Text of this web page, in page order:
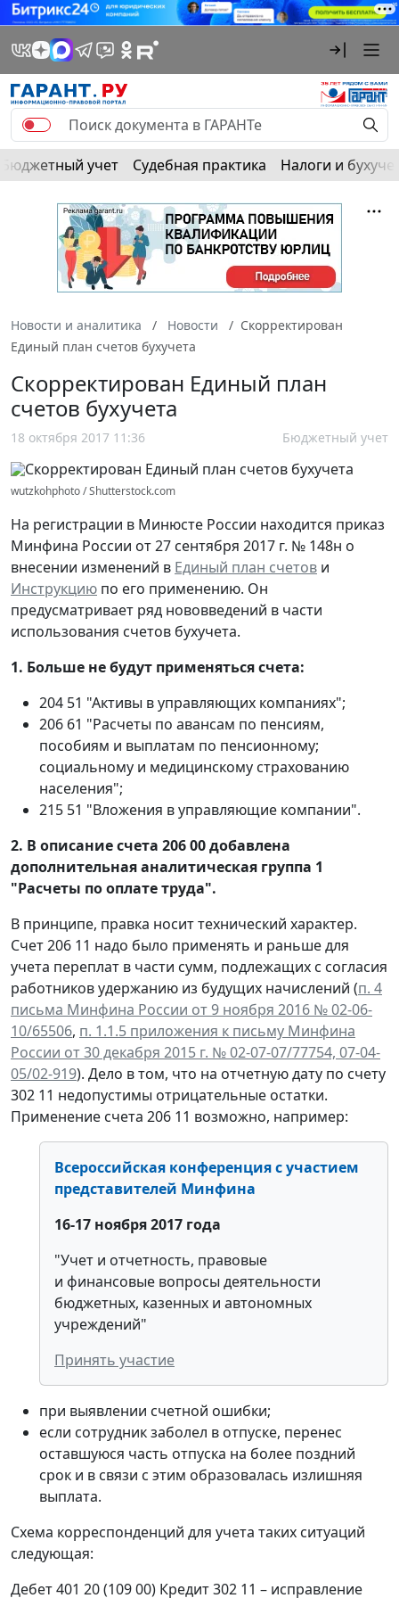
Бюджетный учет Судебная практика Налоги и
Новости и аналитика Новости
Скорректирован
Единый план счетов бухучета
Скорректирован Единый план
счетов бухучета
18 октября 2017 11:36 Бюджетный учет
wutzkohphoto / Shutterstock.com
На регистрации в Минюсте России находится приказ
Минфина России от 27 сентября 2017 г. № 148н о
внесении изменений в Единый план счетов и
Инструкцию по его применению. Он
предусматривает ряд нововведений в части
использования счетов бухучета.
1. Больше не будут применяться счета:
204 51 "Активы в управляющих компаниях";
206 61 "Расчеты по авансам по пенсиям,
пособиям и выплатам по пенсионному;
социальному и медицинскому страхованию
населения";
215 51 "Вложения в управляющие компании".
2. В описание счета 206 00 добавлена
дополнительная аналитическая группа 1
"Расчеты по оплате труда".
В принципе, правка носит технический характер.
Счет 206 11 надо было применять и раньше для
учета переплат в части сумм, подлежащих с согласия
работников удержанию из будущих начислений (п. 4
письма Минфина России от 9 ноября 2016 № 02-06-
10/65506, п. 1.1.5 приложения к письму Минфина
России от 30 декабря 2015 г. № 02-07-07/77754, 07-04-
05/02-919). Дело в том, что на отчетную дату по счету
302 11 недопустимы отрицательные остатки.
Применение счета 206 11 возможно, например:
Всероссийская конференция с участием
представителей Минфина
16-17 ноября 2017 года
"Учет и отчетность, правовые
и финансовые вопросы деятельности
бюджетных, казенных и автономных
учреждений"
Принять участие
при выявлении счетной ошибки;
если сотрудник заболел в отпуске, перенес
оставшуюся часть отпуска на более поздний
срок и в связи с этим образовалась излишняя
выплата.
Схема корреспонденций для учета таких ситуаций
следующая:
Дебет 401 20 (109 00) Кредит 302 11 – исправление